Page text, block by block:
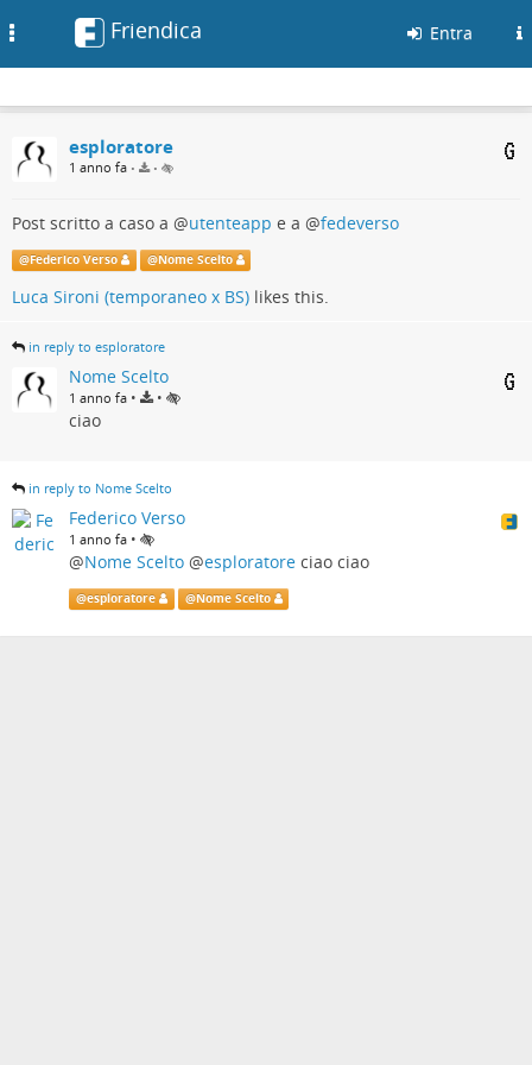
Friendica Entra
esploratore
1 anno fa • •
Post scritto a caso a @utenteapp e a @fedeverso
@Federico Verso @Nome Scelto
Luca Sironi (temporaneo x BS) likes this.
in reply to esploratore
Nome Scelto
1 anno fa • •
ciao
in reply to Nome Scelto
Federico Verso
1 anno fa •
@Nome Scelto @esploratore ciao ciao
@esploratore @Nome Scelto